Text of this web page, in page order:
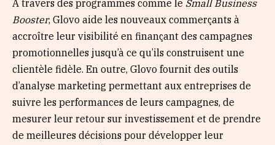
À travers des programmes comme le Small Business
Booster, Glovo aide les nouveaux commerçants à
accroître leur visibilité en finançant des campagnes
promotionnelles jusqu’à ce qu’ils construisent une
clientèle fidèle. En outre, Glovo fournit des outils
d’analyse marketing permettant aux entreprises de
suivre les performances de leurs campagnes, de
mesurer leur retour sur investissement et de prendre
de meilleures décisions pour développer leur